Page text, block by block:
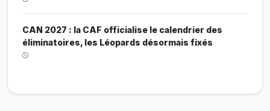
CAN 2027 : la CAF officialise le calendrier des
éliminatoires, les Léopards désormais fixés